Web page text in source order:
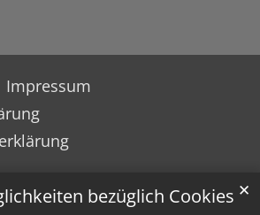
bezüglich Cookies ✕
Impressum